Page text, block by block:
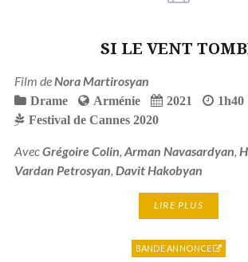
SI LE VENT
Film deNora Martirosyan
Drame Arménie 2021 1h40
Festival de Cannes 2020
AvecGrégoire Colin, Arman Navasardyan,
Vardan Petrosyan, Davit Hakobyan
LIRE PLUS
BANDE ANNONCE